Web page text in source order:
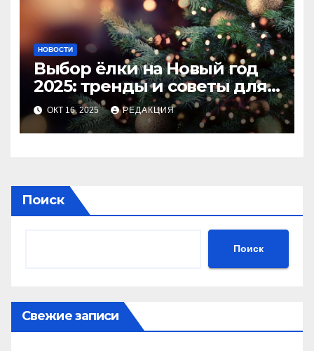
НОВОСТИ
Выбор ёлки на Новый год
2025: тренды и советы для
идеального праздника
ОКТ 16, 2025 РЕДАКЦИЯ
Поиск
Поиск
Свежие записи